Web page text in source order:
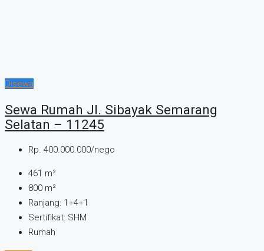
Disewa
Sewa Rumah Jl. Sibayak Semarang
Selatan – 11245
Rp. 400.000.000/nego
461 m²
800 m²
Ranjang: 1+4+1
Sertifikat: SHM
Rumah